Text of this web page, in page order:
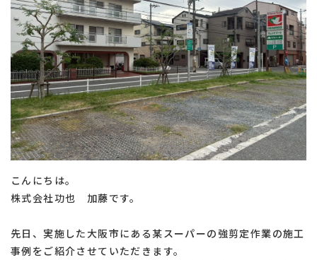
こんにちは。
株式会社功也 加藤です。
先日、実施した大阪市にある某スーパーの強剪定作業の施工
事例をご紹介させていただきます。